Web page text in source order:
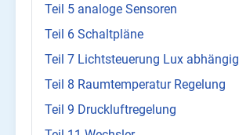
Teil 5 analoge Sensoren
Teil 6 Schaltpläne
Teil 7 Lichtsteuerung Lux abhängig
Teil 8 Raumtemperatur Regelung
Teil 9 Druckluftregelung